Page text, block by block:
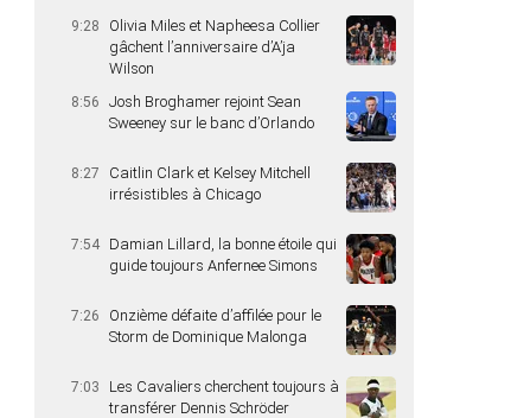
9:28
Olivia Miles et Napheesa Collier
gâchent l’anniversaire d’A’ja
Wilson
8:56
Josh Broghamer rejoint Sean
Sweeney sur le banc d’Orlando
8:27
Caitlin Clark et Kelsey Mitchell
irrésistibles à Chicago
7:54
Damian Lillard, la bonne étoile qui
guide toujours Anfernee Simons
7:26
Onzième défaite d’affilée pour le
Storm de Dominique Malonga
7:03
Les Cavaliers cherchent toujours à
transférer Dennis Schröder